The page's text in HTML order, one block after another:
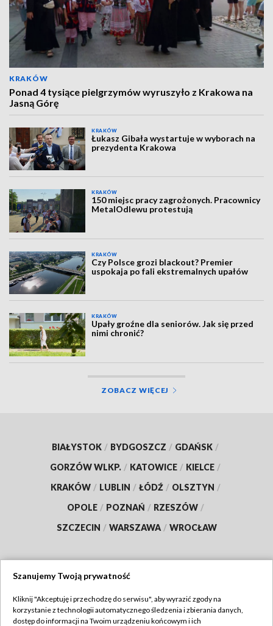
KRAKÓW
Ponad 4 tysiące pielgrzymów wyruszyło z Krakowa na
Jasną Górę
KRAKÓW
Łukasz Gibała wystartuje w wyborach na
prezydenta Krakowa
KRAKÓW
150 miejsc pracy zagrożonych. Pracownicy
MetalOdlewu protestują
KRAKÓW
Czy Polsce grozi blackout? Premier
uspokaja po fali ekstremalnych upałów
KRAKÓW
Upały groźne dla seniorów. Jak się przed
nimi chronić?
ZOBACZ WIĘCEJ
BIAŁYSTOK / BYDGOSZCZ / GDAŃSK /
GORZÓW WLKP. / KATOWICE / KIELCE /
KRAKÓW / LUBLIN / ŁÓDŹ / OLSZTYN /
OPOLE / POZNAŃ / RZESZÓW /
SZCZECIN / WARSZAWA / WROCŁAW
TVP
Szanujemy Twoją prywatność
Kliknij "Akceptuję i przechodzę do serwisu", aby wyrazić zgody na
korzystanie z technologii automatycznego śledzenia i zbierania danych,
dostęp do informacji na Twoim urządzeniu końcowym i ich